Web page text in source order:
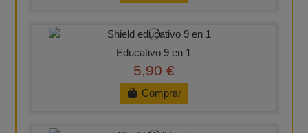
Educativo 9 en 1
5,90 €
Comprar